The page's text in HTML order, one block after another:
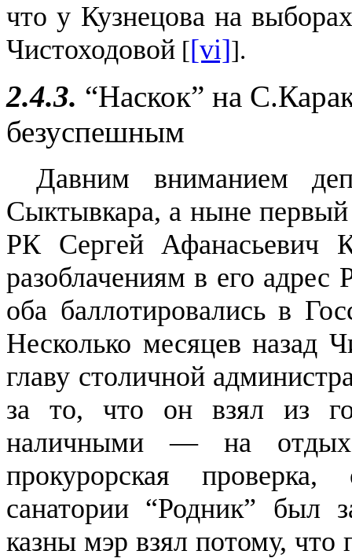
что у Кузнецова на
Чистоходовой [[vi]].
2.4.3. “Наскок” на
безуспешным
Давним вниманием
Сыктывкара, а ныне
РК Сергей Афанасьевич
разоблачениям в его адрес
оба баллотировались в
Несколько месяцев назад
главу столичной
за то, что он взял из
наличными — на отдых
прокурорская
санатории “Родник” был
казны мэр взял потому, что